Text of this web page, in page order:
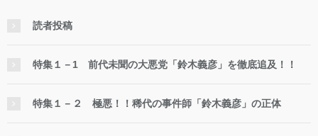
読者投稿
特集１－1 前代未聞の大悪党「鈴木義彦」を徹底追及！！
特集１－２ 極悪！！稀代の事件師「鈴木義彦」の正体